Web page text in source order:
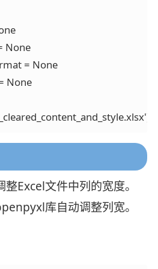
None
= None
None
Excel文件中列的宽度。
库自动调整列宽。